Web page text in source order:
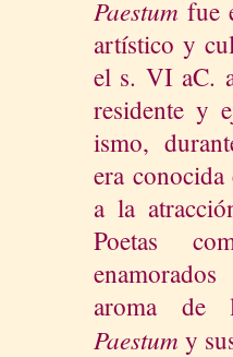
Paestum fue
artístico y
el s. VI aC.
residente y
ismo,
era
a la
Poetas
aroma de
Paestum y